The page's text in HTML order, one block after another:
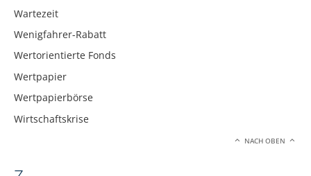
Wartezeit
Wenigfahrer-Rabatt
Wertorientierte Fonds
Wertpapier
Wertpapierbörse
Wirtschaftskrise
NACH OBEN